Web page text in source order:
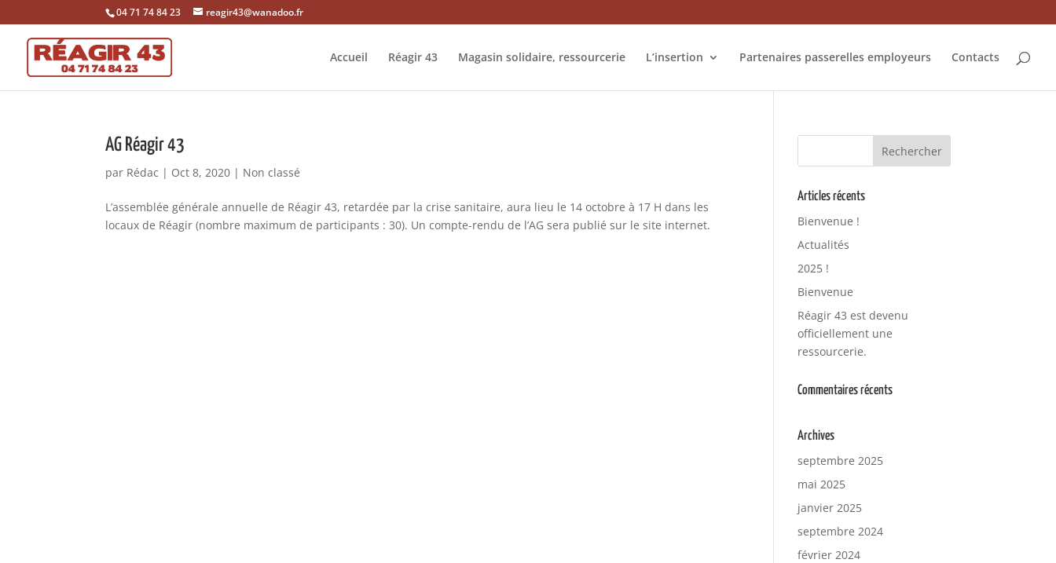
04 71 74 84 23 reagir43@wanadoo.fr
Accueil Réagir 43 Magasin solidaire, ressourcerie L’insertion Partenaires passerelles employeurs Contacts
AG Réagir 43
par Rédac | Oct 8, 2020 | Non classé
L’assemblée générale annuelle de Réagir 43, retardée par la crise sanitaire, aura lieu le 14 octobre à 17 H dans les
locaux de Réagir (nombre maximum de participants : 30). Un compte-rendu de l’AG sera publié sur le site internet.
Articles récents
Bienvenue !
Actualités
2025 !
Bienvenue
Réagir 43 est devenu
officiellement une
ressourcerie.
Commentaires récents
Archives
septembre 2025
mai 2025
janvier 2025
septembre 2024
février 2024